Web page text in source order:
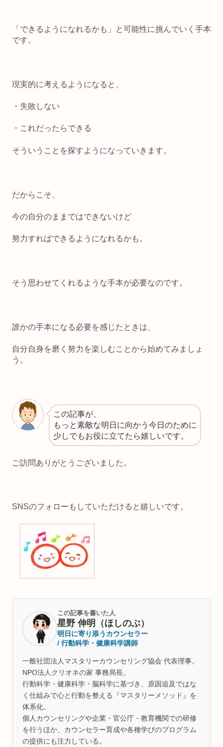
「できるようになれるかも」と可能性に挑んでいく手本
です。
現実的に考えるようになると、
・失敗しない
・これだったらできる
そういうことを探すようになっていきます。
だからこそ、
今の自分のままではできないけど
努力すればできるようになれるかも。
そう思わせてくれるような手本が必要なのです。
誰かの手本になる必要を感じたときは、
自分自身を磨く努力を楽しむことから始めてみましょ
う。
この記事が、
もっと素敵な明日に向かう今日のために
少しでもお役に立てたら嬉しいです。
ご訪問ありがとうございました。
SNSのフォローもしていただけると嬉しいです。
この記事を書いた人
星野 伸明（ほしのぶ）
明日に寄り添うカウンセラー
/ 行動科学・健康科学講師
一般社団法人マスタリーカウンセリング協会 代表理事。
NPO法人クリオネの家 事務局長。
行動科学・健康科学・脳科学に基づき、原因追及ではな
く仕組みで心と行動を整える『マスタリーメソッド』を
体系化。
個人カウンセリングや企業・官公庁・教育機関での研修
を行うほか、カウンセラー育成や各種学びのプログラム
の提供にも注力している。